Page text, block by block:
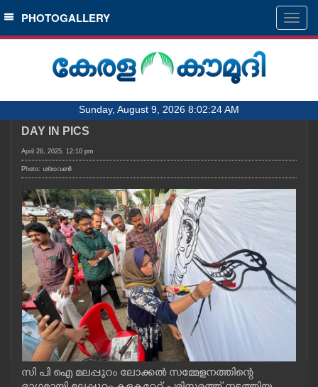
SECTIONS
HOME
NOTIFIED NEWS
KERALA
LOCAL
OBITUARY
NEWS 360
CASE DIARY
CINEMA
PHOTOGALLERY
Sunday, August 9, 2026 8:02:24 AM
DAY IN PICS
April 26, 2025, 12:10 pm
Photo: ശ്രാവൺ
സി പി ഐ മലപ്പുറം ലോക്കൽ സമ്മേളനത്തിന്റെ